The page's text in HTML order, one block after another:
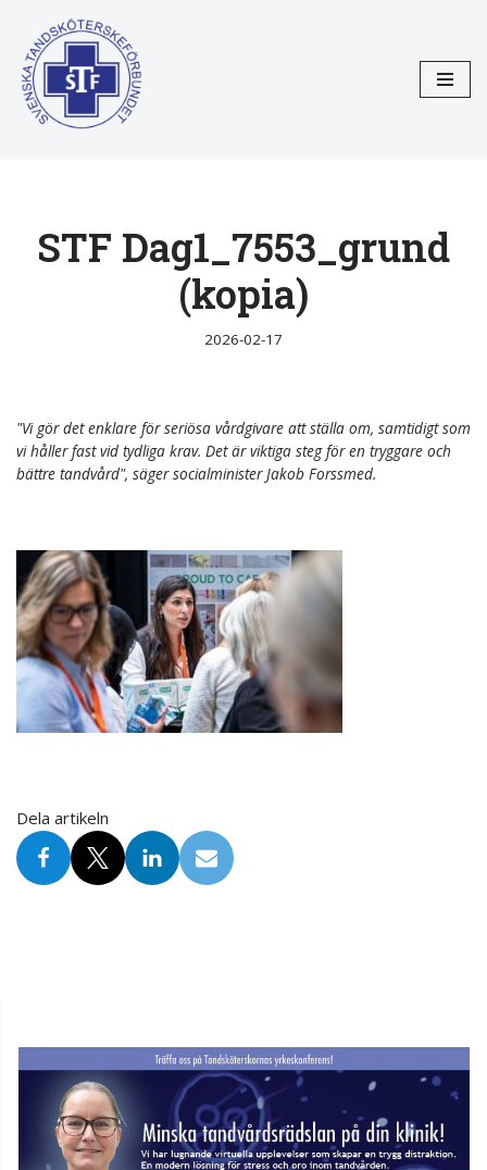
Hoppa
till
innehåll
STF Dag1_7553_grund
(kopia)
2026-02-17
"Vi gör det enklare för seriösa vårdgivare att ställa om, samtidigt som
vi håller fast vid tydliga krav. Det är viktiga steg för en tryggare och
bättre tandvård", säger socialminister Jakob Forssmed.
Dela artikeln